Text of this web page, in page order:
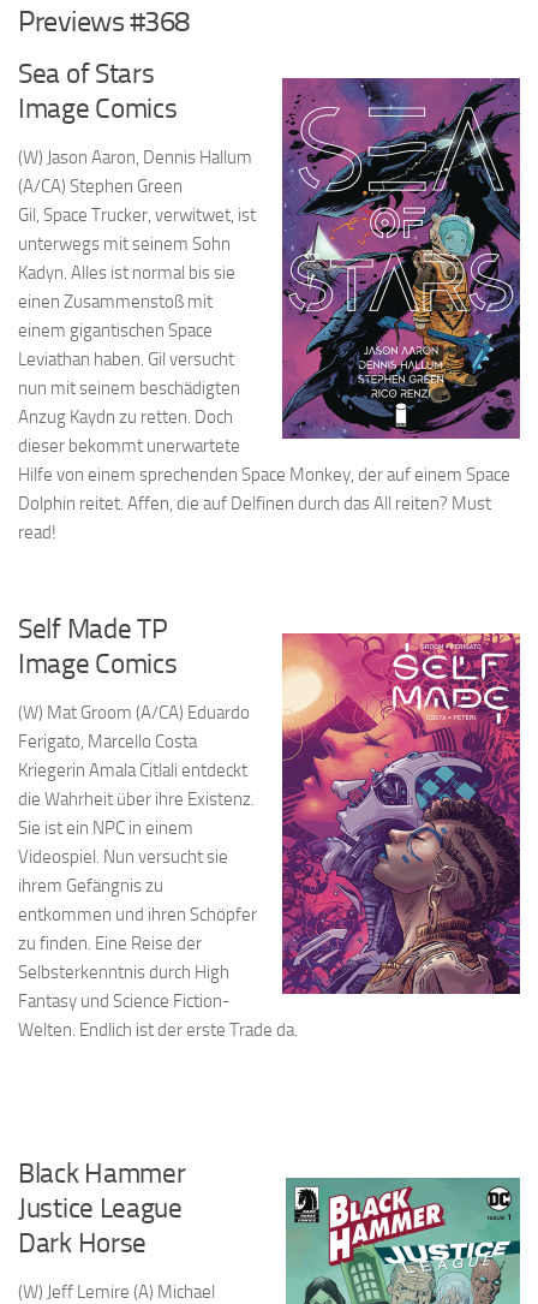
Previews #368
Sea of Stars
Image Comics
(W) Jason Aaron, Dennis Hallum
(A/CA) Stephen Green
Gil, Space Trucker, verwitwet, ist
unterwegs mit seinem Sohn
Kadyn. Alles ist normal bis sie
einen Zusammenstoß mit
einem gigantischen Space
Leviathan haben. Gil versucht
nun mit seinem beschädigten
Anzug Kaydn zu retten. Doch
dieser bekommt unerwartete
Hilfe von einem sprechenden Space Monkey, der auf einem Space
Dolphin reitet. Affen, die auf Delfinen durch das All reiten? Must
read!
Self Made TP
Image Comics
(W) Mat Groom (A/CA) Eduardo
Ferigato, Marcello Costa
Kriegerin Amala Citlali entdeckt
die Wahrheit über ihre Existenz.
Sie ist ein NPC in einem
Videospiel. Nun versucht sie
ihrem Gefängnis zu
entkommen und ihren Schöpfer
zu finden. Eine Reise der
Selbsterkenntnis durch High
Fantasy und Science Fiction-
Welten. Endlich ist der erste Trade da.
Black Hammer
Justice League
Dark Horse
(W) Jeff Lemire (A) Michael